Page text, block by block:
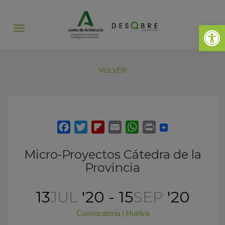
Abrir
Abrir
VOLVER
Micro-Proyectos Cátedra de la
Provincia
13JUL '20 - 15SEP '20
Convocatoria| Huelva